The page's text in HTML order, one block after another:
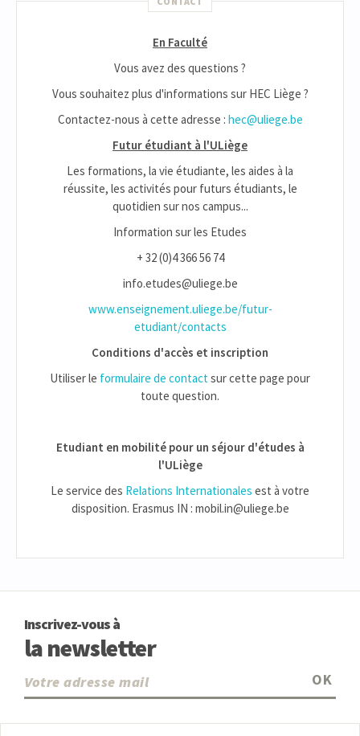
En Faculté
Vous avez des questions ?
Vous souhaitez plus d'informations sur HEC Liège ?
Contactez-nous à cette adresse : hec@uliege.be
Futur étudiant à l'ULiège
Les formations, la vie étudiante, les aides à la
réussite, les activités pour futurs étudiants, le
quotidien sur nos campus...
Information sur les Etudes
+ 32 (0)4 366 56 74
info.etudes@uliege.be
www.enseignement.uliege.be/futur-
etudiant/contacts
Conditions d'accès et inscription
Utiliser le formulaire de contactsur cette page pour
toute question.
Etudiant en mobilité pour un séjour d'études à
l'ULiège
Le service des Relations Internationales est à votre
disposition. Erasmus IN : mobil.in@uliege.be
Inscrivez-vous à
la newsletter
OK